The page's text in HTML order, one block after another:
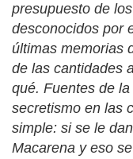
presupuesto de
desconocidos por
últimas memorias
de las cantidades
qué. Fuentes de
secretismo en las
simple: si se le
Macarena y eso